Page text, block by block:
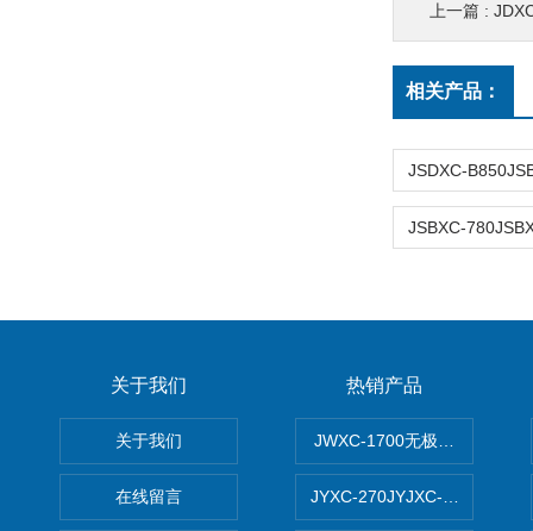
上一篇 : JDXC-
相关产品：
关于我们
关于我们
在线留言
热销产品
JWXC-1700无极继电器
JYXC-270JYJXC-135/220